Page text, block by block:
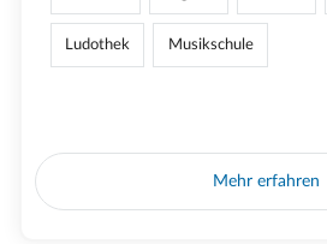
Ludothek Musikschule
Mehr erfahren